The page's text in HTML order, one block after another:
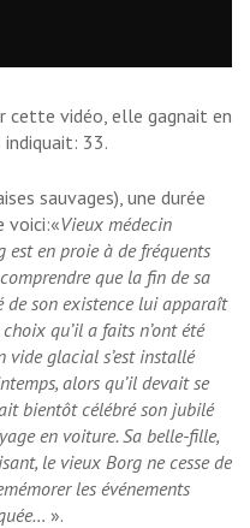
cette vidéo, elle gagnait en
33.
sauvages), une durée
voici:«Vieux médecin
est en proie à de fréquents
que la fin de sa
de son existence lui apparaît
qu’il a faits n’ont été
vide glacial s’est installé
alors qu’il devait se
bientôt célébré son jubilé
en voiture. Sa belle-fille,
le vieux Borg ne cesse de
les événements
».